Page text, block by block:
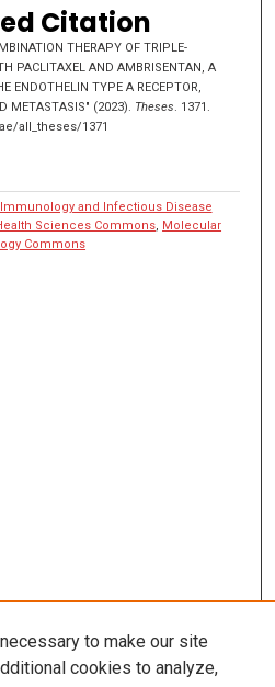
Citation
THERAPY OF TRIPLE-
PACLITAXEL AND AMBRISENTAN, A
ENDOTHELIN TYPE A RECEPTOR,
METASTASIS" (2023). Theses. 1371.
all_theses/1371
Immunology and Infectious Disease
Sciences Commons Molecular
Commons
to make our site
cookies to analyze,